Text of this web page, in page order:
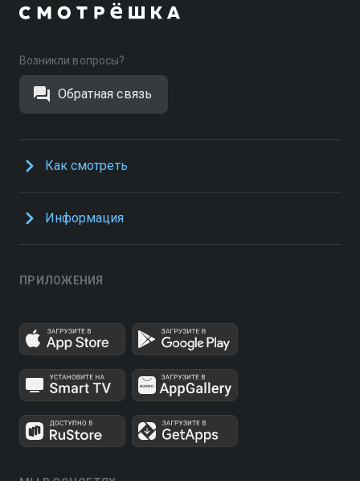
Возникли вопросы?
Обратная связь
Как смотреть
Информация
ПРИЛОЖЕНИЯ